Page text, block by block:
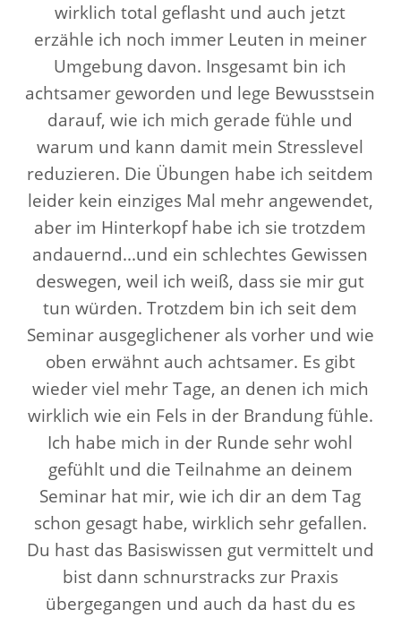
wirklich total geflasht und auch jetzt
erzähle ich noch immer Leuten in meiner
Umgebung davon. Insgesamt bin ich
achtsamer geworden und lege Bewusstsein
darauf, wie ich mich gerade fühle und
warum und kann damit mein Stresslevel
reduzieren. Die Übungen habe ich seitdem
leider kein einziges Mal mehr angewendet,
aber im Hinterkopf habe ich sie trotzdem
andauernd...und ein schlechtes Gewissen
deswegen, weil ich weiß, dass sie mir gut
tun würden. Trotzdem bin ich seit dem
Seminar ausgeglichener als vorher und wie
oben erwähnt auch achtsamer. Es gibt
wieder viel mehr Tage, an denen ich mich
wirklich wie ein Fels in der Brandung fühle.
Ich habe mich in der Runde sehr wohl
gefühlt und die Teilnahme an deinem
Seminar hat mir, wie ich dir an dem Tag
schon gesagt habe, wirklich sehr gefallen.
Du hast das Basiswissen gut vermittelt und
bist dann schnurstracks zur Praxis
übergegangen und auch da hast du es